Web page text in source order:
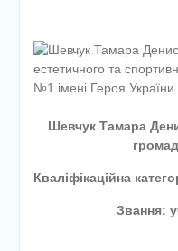
військово-
«Сокіл»
У закладі
педагогічну
Шевчук Тамара
Кваліфікаційна
Звання: